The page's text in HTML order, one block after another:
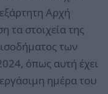
Αρχή
στοιχεία της
των
όπως αυτή έχει
ημέρα του